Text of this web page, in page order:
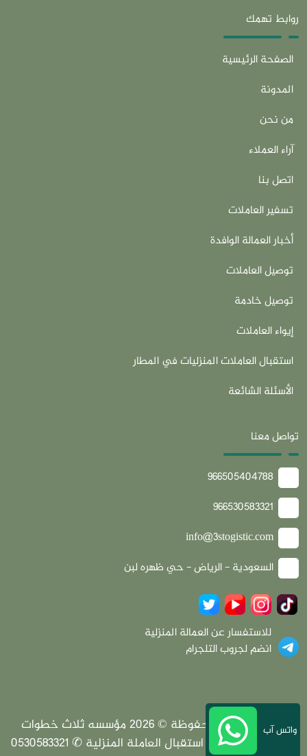
روابط تهمك
الصفحة الرئيسية
المدونة
من نحن
آراء العملاء
اتصل بنا
تسفير العاملات
أخبار العمالة الوافدة
توصيل العاملات
توصيل خادمة
إيواء العاملات
استقبال العاملات المنزليات في المطار
الأسئلة الشائعة
تواصل معنا
966505404788
966530583321
info@3stogistic.com
السعودية - الرياض - حي ظهره لبن
للاستفسار عن العمالة المنزلية
انضم لجروب التلجرام
جميع الحقوق محفوظة © 2026 مؤسسه ثلاث خطوات
لخدمات المطارات | استقبال العاملة المنزلية ✆ 0530583321
واتس آب